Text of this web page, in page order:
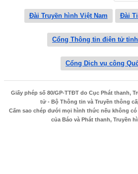
Đài Truyền hình Việt Nam Đài
Cổng Thông tin điện tử
Cổng Dịch vụ công
Giấy phép số 80/GP-TTĐT do Cục Phát thanh,
tử - Bộ Thông tin và Truyền thông
Cấm sao chép dưới mọi hình thức nếu không
của Báo và Phát thanh, Truyền